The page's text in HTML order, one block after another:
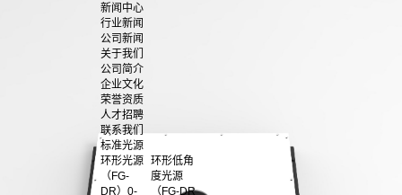
新闻中心
行业新闻
公司新闻
关于我们
公司简介
企业文化
荣誉资质
人才招聘
联系我们
标准光源
环形光源
（FG-
DR）0-
环形低角
度光源
（FG-DR